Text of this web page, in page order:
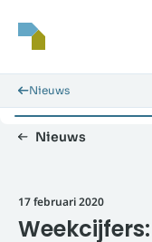
Nieuws
Nieuws
17 februari 2020